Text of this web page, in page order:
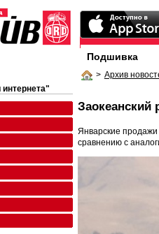
Подшивка
> Архив
Заокеанский
Январские продажи
сравнению с